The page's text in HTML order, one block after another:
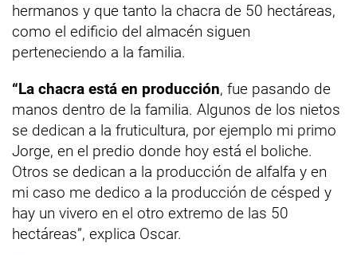
hermanos y que tanto la chacra de 50 hectáreas,
como el edificio del almacén siguen
perteneciendo a la familia.
“La chacra está en producción, fue pasando de
manos dentro de la familia. Algunos de los nietos
se dedican a la fruticultura, por ejemplo mi primo
Jorge, en el predio donde hoy está el boliche.
Otros se dedican a la producción de alfalfa y en
mi caso me dedico a la producción de césped y
hay un vivero en el otro extremo de las 50
hectáreas”, explica Oscar.